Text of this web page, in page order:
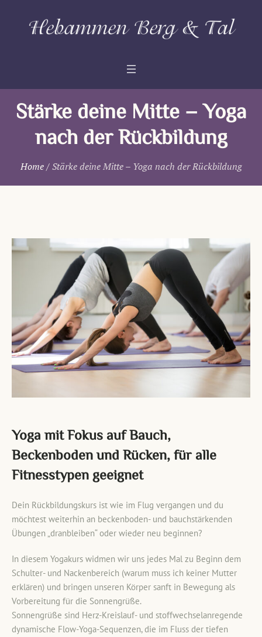
Stärke deine Mitte – Yoga
nach der Rückbildung
Home /Stärke deine Mitte – Yoga nach der Rückbildung
Yoga mit Fokus auf Bauch,
Beckenboden und Rücken, für alle
Fitnesstypen geeignet
Dein Rückbildungskurs ist wie im Flug vergangen und du
möchtest weiterhin an beckenboden- und bauchstärkenden
Übungen „dranbleiben“ oder wieder neu beginnen?
In diesem Yogakurs widmen wir uns jedes Mal zu Beginn dem
Schulter- und Nackenbereich (warum muss ich keiner Mutter
erklären) und bringen unseren Körper sanft in Bewegung als
Vorbereitung für die Sonnengrüße.
Sonnengrüße sind Herz-Kreislauf- und stoffwechselanregende
dynamische Flow-Yoga-Sequenzen, die im Fluss der tiefen